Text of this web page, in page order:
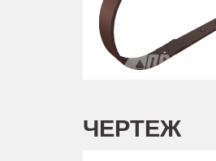
ЧЕРТЕЖ